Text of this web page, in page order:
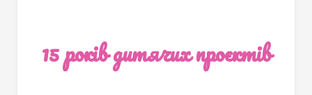
15 років дитячих проєктів